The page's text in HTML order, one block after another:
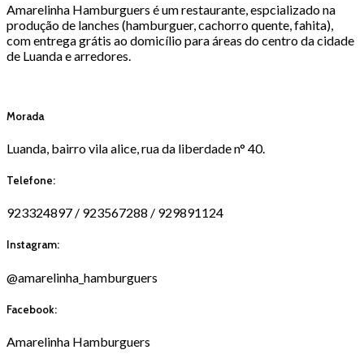
Amarelinha Hamburguers é um restaurante, espcializado na
produção de lanches (hamburguer, cachorro quente, fahita),
com entrega grátis ao domicílio para áreas do centro da cidade
de Luanda e arredores.
Morada
Luanda, bairro vila alice, rua da liberdade n° 40.
Telefone:
923324897 / 923567288 / 929891124
Instagram:
@amarelinha_hamburguers
Facebook:
Amarelinha Hamburguers